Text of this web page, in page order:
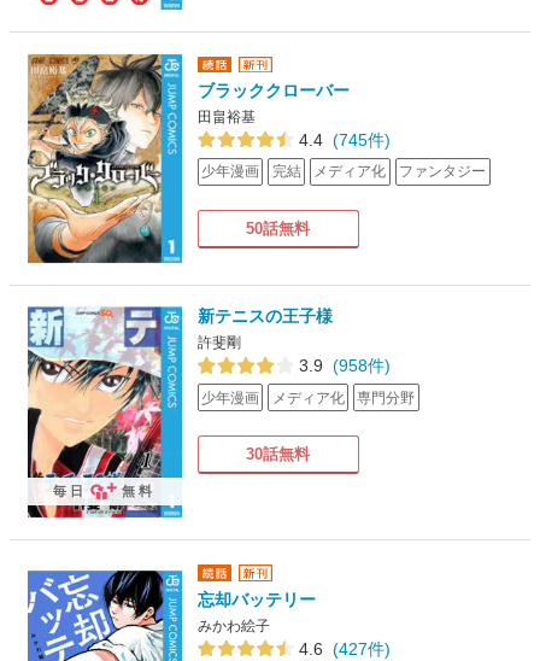
ブラッククローバー
田畠裕基
4.4 (745件)
少年漫画 完結 メディア化 ファンタジー
50話無料
新テニスの王子様
許斐剛
3.9 (958件)
少年漫画 メディア化 専門分野
30話無料
毎日 無料
忘却バッテリー
みかわ絵子
4.6 (427件)